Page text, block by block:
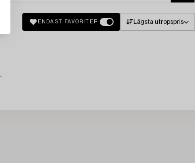
ENDAST FAVORITER Lägsta utropspris